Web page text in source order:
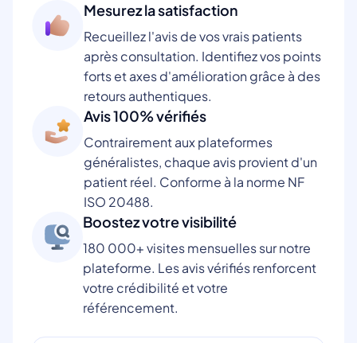
Mesurez la satisfaction
Recueillez l'avis de vos vrais patients
après consultation. Identifiez vos points
forts et axes d'amélioration grâce à des
retours authentiques.
Avis 100% vérifiés
Contrairement aux plateformes
généralistes, chaque avis provient d'un
patient réel. Conforme à la norme NF
ISO 20488.
Boostez votre visibilité
180 000+ visites mensuelles sur notre
plateforme. Les avis vérifiés renforcent
votre crédibilité et votre
référencement.